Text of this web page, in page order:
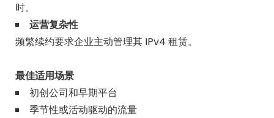
时。
运营复杂性
频繁续约要求企业主动管理其 IPv4 租赁。
最佳适用场景
初创公司和早期平台
季节性或活动驱动的流量